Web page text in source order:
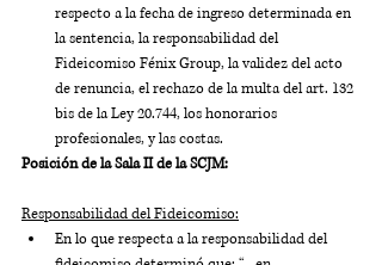
respecto a la fecha de ingreso determinada en
la sentencia, la responsabilidad del
Fideicomiso Fénix Group, la validez del acto
de renuncia, el rechazo de la multa del art. 132
bis de la Ley 20.744, los honorarios
profesionales, y las costas.
Posición de la Sala II de la SCJM:
Responsabilidad del Fideicomiso:
En lo que respecta a la responsabilidad del